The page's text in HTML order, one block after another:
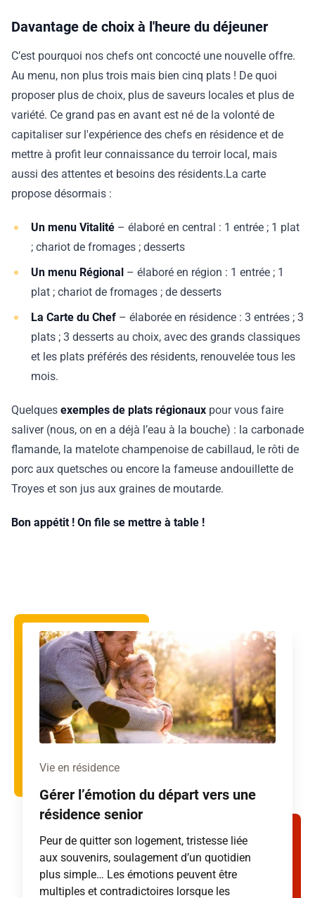
Davantage de choix à l'heure du déjeuner
C’est pourquoi nos chefs ont concocté une nouvelle offre.
Au menu, non plus trois mais bien cinq plats ! De quoi
proposer plus de choix, plus de saveurs locales et plus de
variété. Ce grand pas en avant est né de la volonté de
capitaliser sur l'expérience des chefs en résidence et de
mettre à profit leur connaissance du terroir local, mais
aussi des attentes et besoins des résidents.La carte
propose désormais :
Un menu Vitalité – élaboré en central : 1 entrée ; 1 plat
; chariot de fromages ; desserts
Un menu Régional – élaboré en région : 1 entrée ; 1
plat ; chariot de fromages ; de desserts
La Carte du Chef – élaborée en résidence : 3 entrées ; 3
plats ; 3 desserts au choix, avec des grands classiques
et les plats préférés des résidents, renouvelée tous les
mois.
Quelques exemples de plats régionaux pour vous faire
saliver (nous, on en a déjà l’eau à la bouche) : la carbonade
flamande, la matelote champenoise de cabillaud, le rôti de
porc aux quetsches ou encore la fameuse andouillette de
Troyes et son jus aux graines de moutarde.
Bon appétit ! On file se mettre à table !
Vie en résidence
Gérer l’émotion du départ vers une
résidence senior
Peur de quitter son logement, tristesse liée
aux souvenirs, soulagement d’un quotidien
plus simple… Les émotions peuvent être
multiples et contradictoires lorsque les